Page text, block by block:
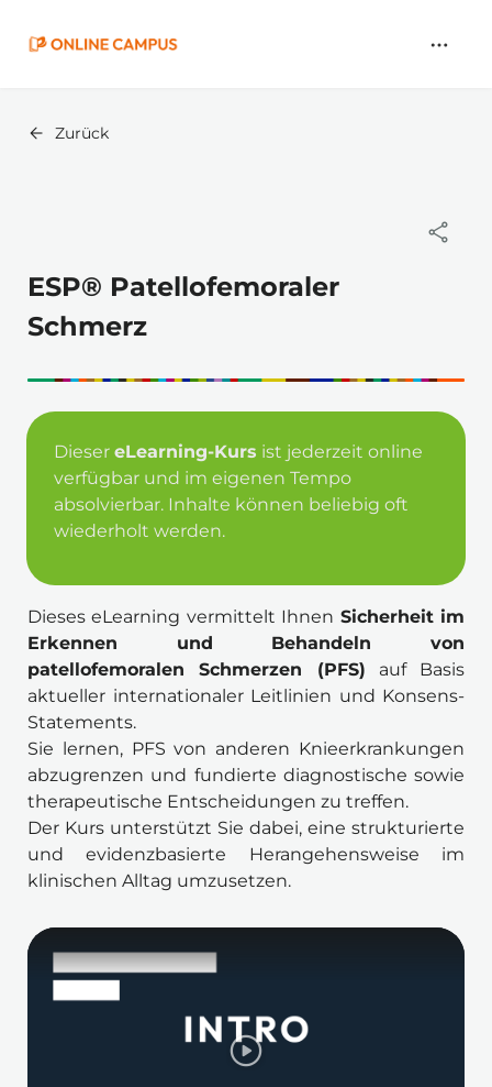
Zurück
ESP® Patellofemoraler
Schmerz
Dieser eLearning-Kurs ist jederzeit online
verfügbar und im eigenen Tempo
absolvierbar. Inhalte können beliebig oft
wiederholt werden.
Dieses eLearning vermittelt Ihnen Sicherheit im
Erkennen und Behandeln von
patellofemoralen Schmerzen (PFS) auf Basis
aktueller internationaler Leitlinien und Konsens-
Statements.
Sie lernen, PFS von anderen Knieerkrankungen
abzugrenzen und fundierte diagnostische sowie
therapeutische Entscheidungen zu treffen.
Der Kurs unterstützt Sie dabei, eine strukturierte
und evidenzbasierte Herangehensweise im
klinischen Alltag umzusetzen.